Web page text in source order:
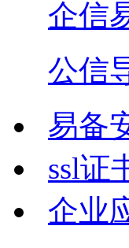
企信
公信
易备
ssl证
企业